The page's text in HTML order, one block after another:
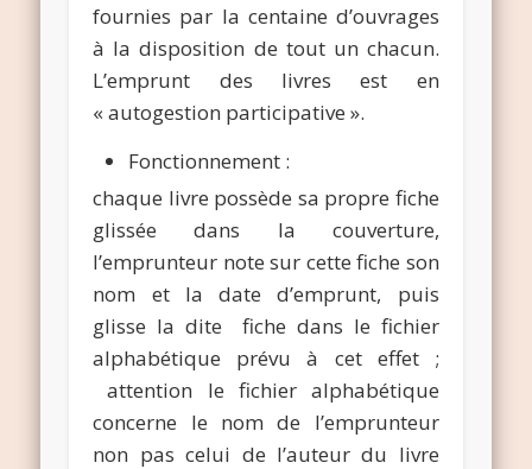
fournies par la centaine d’ouvrages
à la disposition de tout un chacun.
L’emprunt des livres est en
« autogestion participative ».
Fonctionnement :
chaque livre possède sa propre fiche
glissée dans la couverture,
l’emprunteur note sur cette fiche son
nom et la date d’emprunt, puis
glisse la dite fiche dans le fichier
alphabétique prévu à cet effet ;
attention le fichier alphabétique
concerne le nom de l’emprunteur
non pas celui de l’auteur du livre